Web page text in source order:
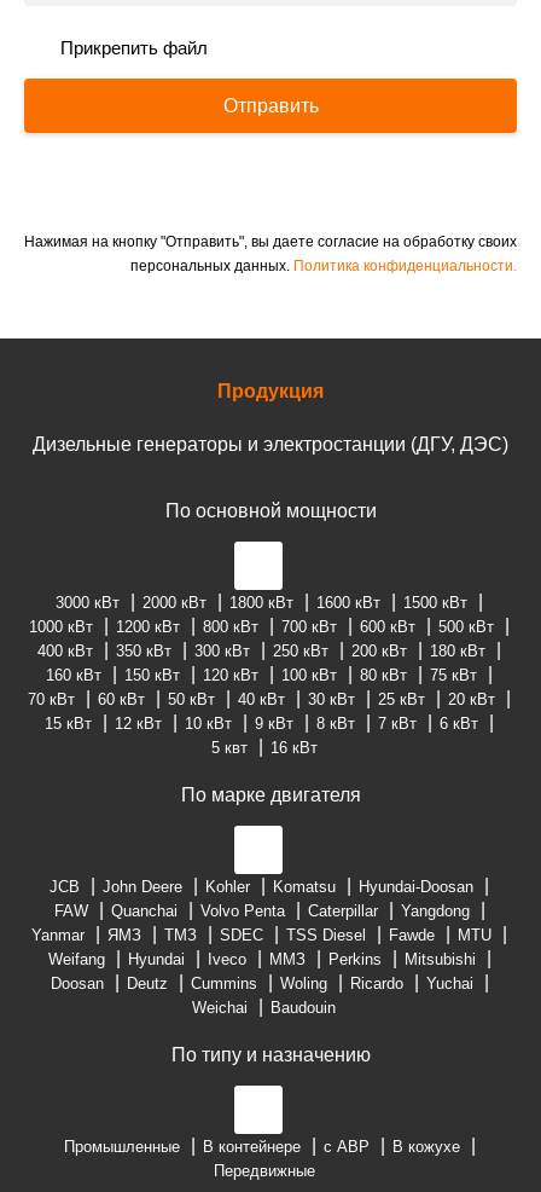
Прикрепить файл
Отправить
Нажимая на кнопку "Отправить", вы даете согласие на обработку своих
персональных данных. Политика конфиденциальности.
Продукция
Дизельные генераторы и электростанции (ДГУ, ДЭС)
По основной мощности
3000 кВт 2000 кВт 1800 кВт 1600 кВт
1500 кВт
1000 кВт
1200 кВт 800 кВт 700 кВт 600 кВт
500 кВт
400 кВт
350 кВт 300 кВт 250 кВт 200 кВт
180 кВт
160 кВт
150 кВт 120 кВт 100 кВт 80 кВт
75 кВт
70 кВт
60 кВт 50 кВт 40 кВт 30 кВт 25 кВт
20 кВт
15 кВт
12 кВт 10 кВт 9 кВт 8 кВт 7 кВт
6 кВт
5 квт
16 кВт
По марке двигателя
JCB John Deere Kohler Komatsu
Hyundai-Doosan
FAW
Quanchai Volvo Penta Caterpillar
Yangdong
Yanmar
ЯМЗ ТМЗ SDEC TSS Diesel Fawde
MTU
Weifang
Hyundai Iveco ММЗ Perkins
Mitsubishi
Doosan
Deutz Cummins Woling Ricardo
Yuchai
Weichai
Baudouin
По типу и назначению
Промышленные В контейнере с АВР
В кожухе
Передвижные